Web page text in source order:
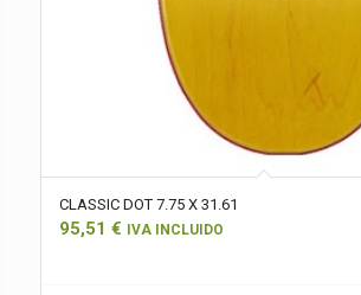
CLASSIC DOT 7.75 X 31.61
95,51 € IVA INCLUIDO